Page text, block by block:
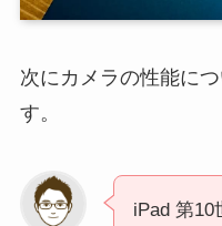
次にカメラの性能に
す。
iPad 第10